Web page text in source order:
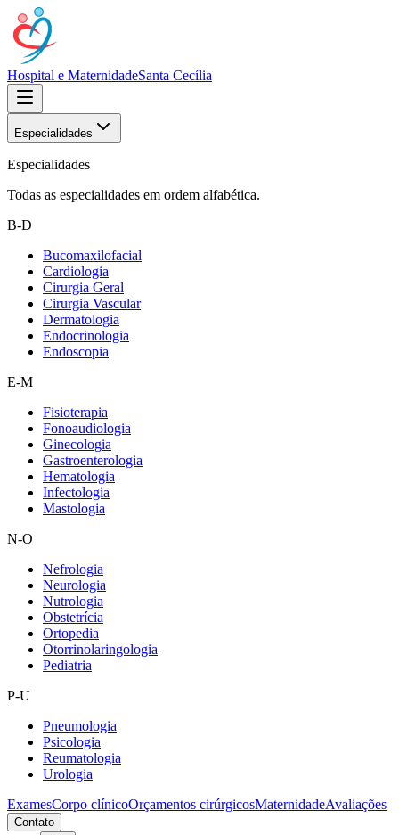
Hospital e MaternidadeSanta Cecília
Especialidades
Especialidades
Todas as especialidades em ordem alfabética.
B-D
Bucomaxilofacial
Cardiologia
Cirurgia Geral
Cirurgia Vascular
Dermatologia
Endocrinologia
Endoscopia
E-M
Fisioterapia
Fonoaudiologia
Ginecologia
Gastroenterologia
Hematologia
Infectologia
Mastologia
N-O
Nefrologia
Neurologia
Nutrologia
Obstetrícia
Ortopedia
Otorrinolaringologia
Pediatria
P-U
Pneumologia
Psicologia
Reumatologia
Urologia
ExamesCorpo clínicoOrçamentos cirúrgicosMaternidadeAvaliações
Contato